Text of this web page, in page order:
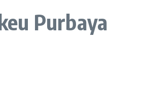
Purbaya